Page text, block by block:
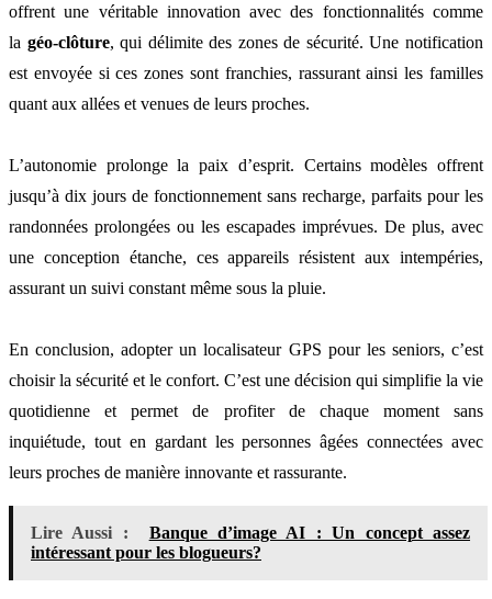
offrent une véritable innovation avec des fonctionnalités comme
la géo-clôture, qui délimite des zones de sécurité. Une notification
est envoyée si ces zones sont franchies, rassurant ainsi les familles
quant aux allées et venues de leurs proches.
L’autonomie prolonge la paix d’esprit. Certains modèles offrent
jusqu’à dix jours de fonctionnement sans recharge, parfaits pour les
randonnées prolongées ou les escapades imprévues. De plus, avec
une conception étanche, ces appareils résistent aux intempéries,
assurant un suivi constant même sous la pluie.
En conclusion, adopter un localisateur GPS pour les seniors, c’est
choisir la sécurité et le confort. C’est une décision qui simplifie la vie
quotidienne et permet de profiter de chaque moment sans
inquiétude, tout en gardant les personnes âgées connectées avec
leurs proches de manière innovante et rassurante.
Lire Aussi :
Banque d’image AI : Un concept assez
intéressant pour les blogueurs?